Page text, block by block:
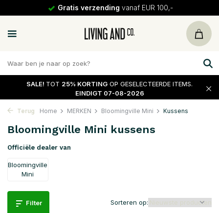
Gratis verzending vanaf EUR 100,-
SALE! TOT 25% KORTING OP GESELECTEERDE ITEMS.
EINDIGT 07-08-2026
Terug Home MERKEN Bloomingville Mini Kussens
Bloomingville Mini kussens
Officiële dealer van
Bloomingville
Mini
Filter Sorteren op: